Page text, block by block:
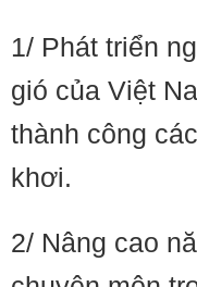
1/ Phát triển
gió của Việt
thành công
khơi.
2/ Nâng cao